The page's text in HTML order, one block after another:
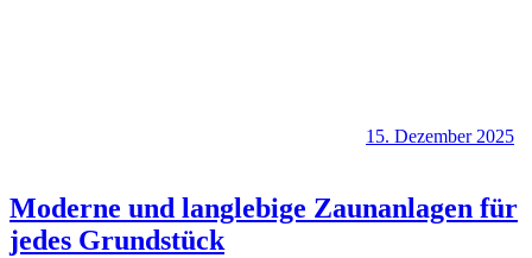
15. Dezember 2025
Moderne und langlebige Zaunanlagen für
jedes Grundstück